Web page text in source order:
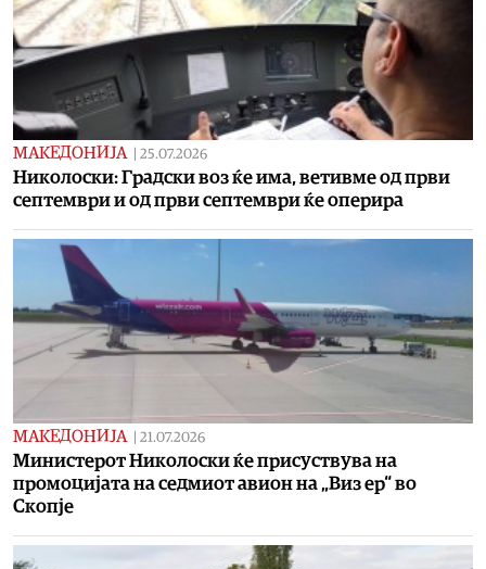
МАКЕДОНИЈА 25.07.2026
Николоски: Градски воз ќе има, ветивме од први
септември и од први септември ќе оперира
МАКЕДОНИЈА 21.07.2026
Министерот Николоски ќе присуствува на
промоцијата на седмиот авион на „Виз ер“ во
Скопје